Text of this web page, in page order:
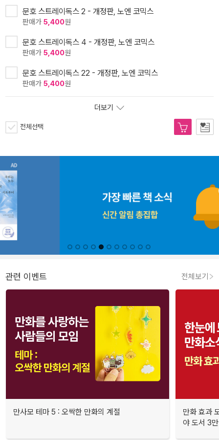
문호 스트레이독스 2 - 개정판, 노엔 코믹스
판매가 5,400원
문호 스트레이독스 4 - 개정판, 노엔 코믹스
판매가 5,400원
문호 스트레이독스 22 - 개정판, 노엔 코믹스
판매가 5,400원
더보기
전체선택
관련 이벤트 전체보기
만사모 테마 5 : 오싹한 만화의 계절
만화 효과
야 도서 3